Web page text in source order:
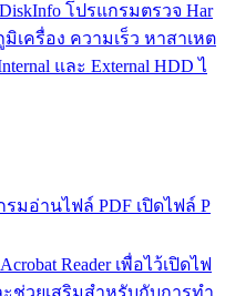
โปรแกรมตรวจ Har
เครื่อง ความเร็ว หาสาเหต
และ External HDD ไ
รมอ่านไฟล์ PDF เปิดไฟล์ P
Reader เพื่อไว้เปิดไฟ
ะช่วยเสริมสำหรับกับการทำ